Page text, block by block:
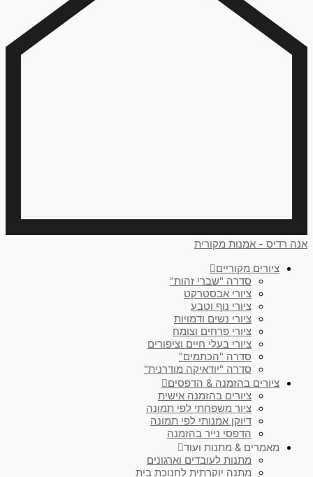
אנה רדיס - אמנות מקורית
ציורים מקוריים
סדרה "שברי זהות"
ציורי אבסטרקט
ציורי נוף וטבע
ציורי נשים ודמויות
ציורי פרחים וצומח
ציורי בעלי חיים וציפורים
סדרה "הכתמים"
סדרה "יודאיקה מודרנית"
ציורים בהזמנה & הדפסים
ציורים בהזמנה אישית
ציור משפחתי לפי תמונה
דיוקן אמנותי לפי תמונה
הדפסי נייר בהזמנה
מאמרים & מתנות ועוד
מתנות לעובדים וארגונים
מתנה יוקרתית לחנוכת בית